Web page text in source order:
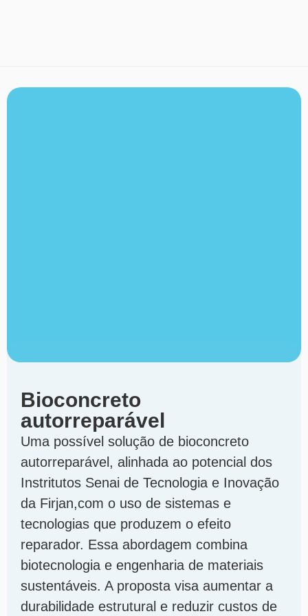
Bioconcreto
autorreparável
Uma possível solução de bioconcreto
autorreparável, alinhada ao potencial dos
Instritutos Senai de Tecnologia e Inovação
da Firjan,com o uso de sistemas e
tecnologias que produzem o efeito
reparador. Essa abordagem combina
biotecnologia e engenharia de materiais
sustentáveis. A proposta visa aumentar a
durabilidade estrutural e reduzir custos de